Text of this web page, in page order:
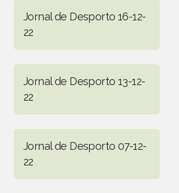
Jornal de Desporto 16-12-
22
Jornal de Desporto 13-12-
22
Jornal de Desporto 07-12-
22